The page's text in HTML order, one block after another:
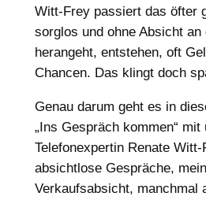
Witt-Frey passiert das öfter
sorglos und ohne Absicht an
herangeht, entstehen, oft
Chancen. Das klingt doch
Genau darum geht es in
„Ins Gespräch kommen“
Telefonexpertin Renate Witt-
absichtlose Gespräche,
Verkaufsabsicht, manchmal